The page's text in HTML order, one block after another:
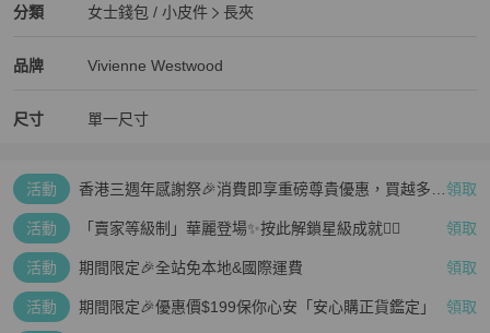
分類
Vivienne Westwood 女士錢包 / 小皮件
女士錢包 / 小皮件
長夾
品牌
Vivienne Westwood 精品女士錢包 / 小皮件
Vivienne Westwood
Vivienne Westwood 推薦清單
尺寸 單一尺寸
活動
香港三週年感謝祭🎉消費即享重磅尊貴優惠，買越多、 領取
活動 「賣家等級制」華麗登場✨按此解鎖星級成就👆🏻 領取
活動 期間限定🎉全站免本地&國際運費 領取
活動 期間限定🎉優惠價$199保你心安「安心購正貨鑑定」 領取